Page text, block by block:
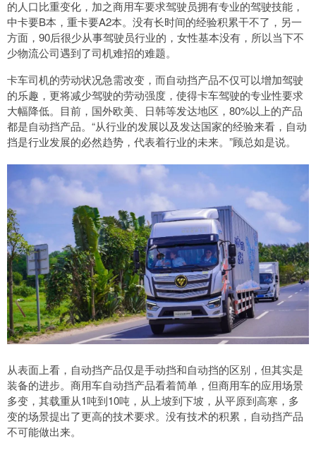
的人口比重变化，加之商用车要求驾驶员拥有专业的驾驶技能，
中卡要B本，重卡要A2本。没有长时间的经验积累干不了，另一
方面，90后很少从事驾驶员行业的，女性基本没有，所以当下不
少物流公司遇到了司机难招的难题。
卡车司机的劳动状况急需改变，而自动挡产品不仅可以增加驾驶
的乐趣，更将减少驾驶的劳动强度，使得卡车驾驶的专业性要求
大幅降低。目前，国外欧美、日韩等发达地区，80%以上的产品
都是自动挡产品。“从行业的发展以及发达国家的经验来看，自动
挡是行业发展的必然趋势，代表着行业的未来。”顾总如是说。
从表面上看，自动挡产品仅是手动挡和自动挡的区别，但其实是
装备的进步。商用车自动挡产品看着简单，但商用车的应用场景
多变，其载重从1吨到10吨，从上坡到下坡，从平原到高寒，多
变的场景提出了更高的技术要求。没有技术的积累，自动挡产品
不可能做出来。